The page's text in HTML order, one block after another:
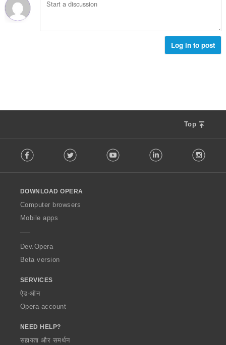
Log in to post
Top
o
w
O
p
a
Facebook Twitter Youtube LinkedIn
DOWNLOAD OPERA
Computer browsers
Mobile apps
Dev.Opera
Beta version
SERVICES
ऐड-ऑन
Opera account
NEED HELP?
सहायता और समर्थन